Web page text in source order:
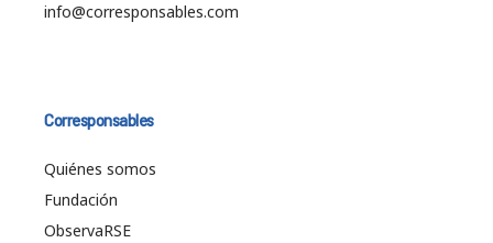
info@corresponsables.com
Corresponsables
Quiénes somos
Fundación
ObservaRSE